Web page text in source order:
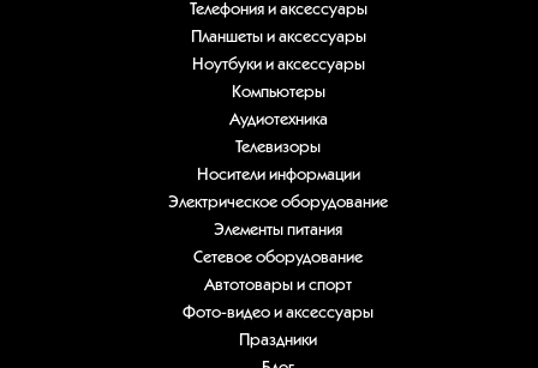
Телефония и аксессуары
Планшеты и аксессуары
Ноутбуки и аксессуары
Компьютеры
Аудиотехника
Телевизоры
Носители информации
Электрическое оборудование
Элементы питания
Сетевое оборудование
Автотовары и спорт
Фото-видео и аксессуары
Праздники